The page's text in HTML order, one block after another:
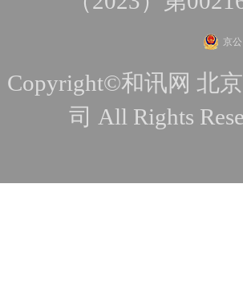
京
Copyright©和讯网 北
司 All Rights